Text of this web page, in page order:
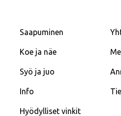
Saapuminen
Koe ja näe
Syö ja juo
Info
Hyödylliset vinkit